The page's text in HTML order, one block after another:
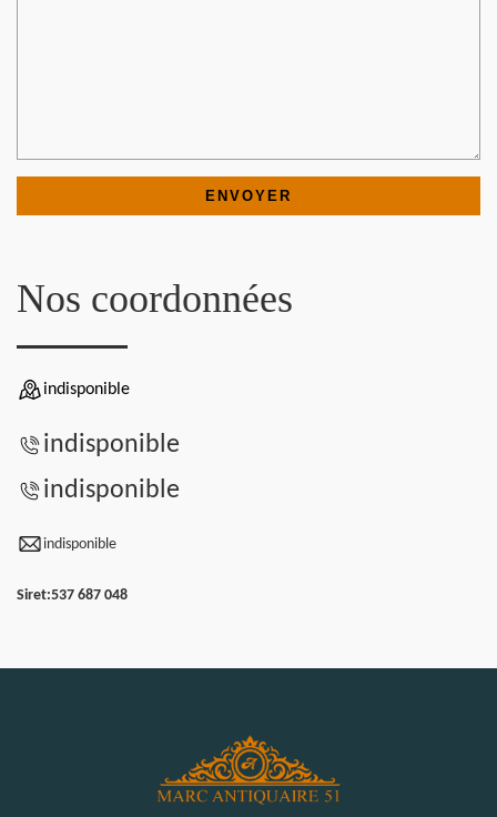
Nos coordonnées
indisponible
indisponible
indisponible
indisponible
Siret:537 687 048